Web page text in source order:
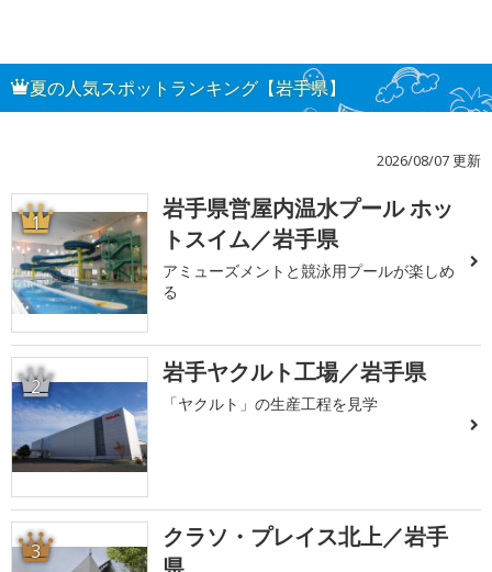
夏の人気スポットランキング【岩手県】
2026/08/07 更新
1
岩手県営屋内温水プール ホッ
トスイム／岩手県
アミューズメントと競泳用プールが楽しめ
る
2 岩手ヤクルト工場／岩手県
「ヤクルト」の生産工程を見学
3
クラソ・プレイス北上／岩手